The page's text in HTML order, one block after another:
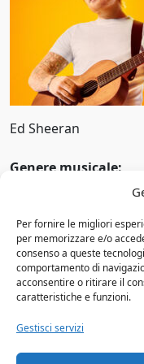
Per fornire le migliori
per memorizzare e/o
consenso a queste
comportamento di
acconsentire o ritirare il
caratteristiche e funzioni.
Gestisci servizi
Pop alternativo
Pop barocco
Pop rap
Pop rock
Progressive rock
R&B
R&B/soul
1970
1971
1975
1976
1977
1979
Ed Sheeran
Genere musicale:
Altri Gruppi
Luciano Ligabue
3 Doors Down:
Gina Palmieri
Il Muro del Canto